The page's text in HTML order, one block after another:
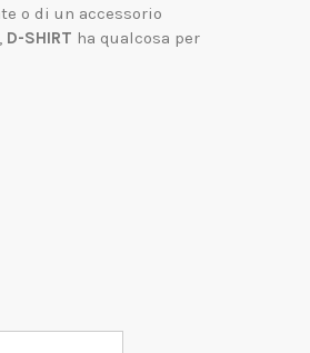
o di un accessorio
D-SHIRT ha qualcosa per